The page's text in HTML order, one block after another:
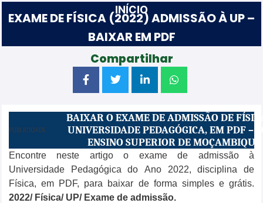
INÍCIO
EXAME DE FÍSICA (2022) ADMISSÃO À UP –
BAIXAR EM PDF
Compartilhar
PUBLICIDADE
BAIXAR O EXAME DE ADMISSÃO DE
UNIVERSIDADE PEDAGÓGICA, EM PDF –
ENSINO SUPERIOR DE MOÇAMBIQUE
Encontre neste artigo o exame de admissão à
Universidade Pedagógica do Ano 2022, disciplina de
Física, em PDF, para baixar de forma simples e grátis.
2022/ Física/ UP/ Exame de admissão.